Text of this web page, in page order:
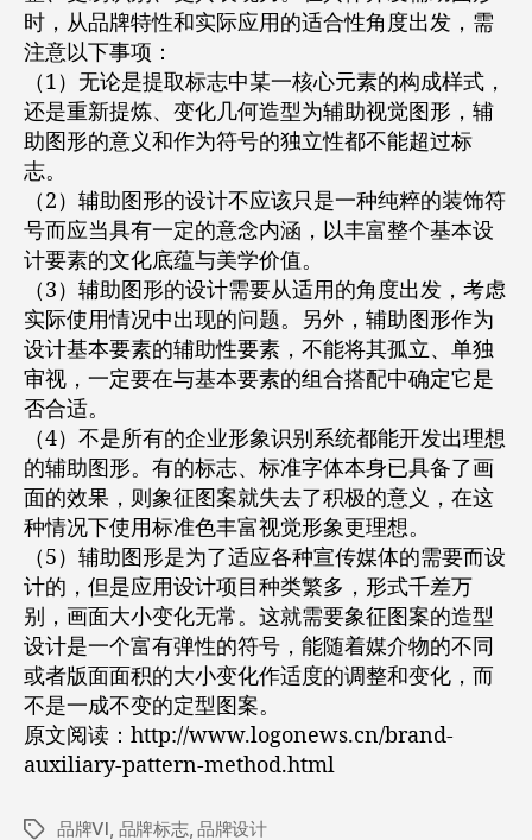
时，从品牌特性和实际应用的适合性角度出发，需
注意以下事项：
（1）无论是提取标志中某一核心元素的构成样式，
还是重新提炼、变化几何造型为辅助视觉图形，辅
助图形的意义和作为符号的独立性都不能超过标
志。
（2）辅助图形的设计不应该只是一种纯粹的装饰符
号而应当具有一定的意念内涵，以丰富整个基本设
计要素的文化底蕴与美学价值。
（3）辅助图形的设计需要从适用的角度出发，考虑
实际使用情况中出现的问题。另外，辅助图形作为
设计基本要素的辅助性要素，不能将其孤立、单独
审视，一定要在与基本要素的组合搭配中确定它是
否合适。
（4）不是所有的企业形象识别系统都能开发出理想
的辅助图形。有的标志、标准字体本身已具备了画
面的效果，则象征图案就失去了积极的意义，在这
种情况下使用标准色丰富视觉形象更理想。
（5）辅助图形是为了适应各种宣传媒体的需要而设
计的，但是应用设计项目种类繁多，形式千差万
别，画面大小变化无常。这就需要象征图案的造型
设计是一个富有弹性的符号，能随着媒介物的不同
或者版面面积的大小变化作适度的调整和变化，而
不是一成不变的定型图案。
原文阅读：http://www.logonews.cn/brand-
auxiliary-pattern-method.html
标 品牌VI, 品牌标志, 品牌设计